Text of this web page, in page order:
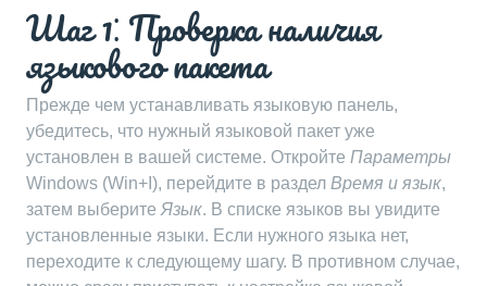
Шаг 1⁚ Проверка наличия
языкового пакета
Прежде чем устанавливать языковую панель,
убедитесь, что нужный языковой пакет уже
установлен в вашей системе. Откройте Параметры
Windows (Win+I), перейдите в раздел Время и язык,
затем выберите Язык. В списке языков вы увидите
установленные языки. Если нужного языка нет,
переходите к следующему шагу. В противном случае,